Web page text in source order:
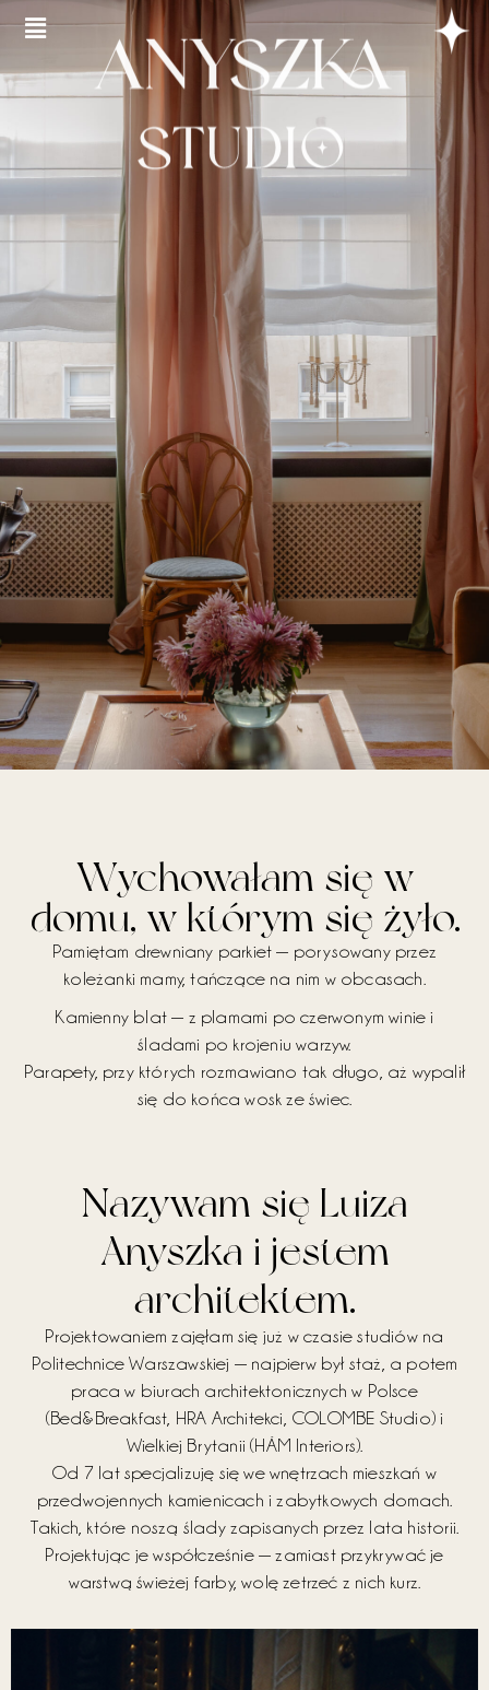
Wychowałam się w
domu, w którym się żyło.
Pamiętam drewniany parkiet — porysowany przez
koleżanki mamy, tańczące na nim w obcasach.
Kamienny blat — z plamami po czerwonym winie i
śladami po krojeniu warzyw.
Parapety, przy których rozmawiano tak długo, aż wypalił
się do końca wosk ze świec.
Nazywam się Luiza
Anyszka i jestem
architektem.
Projektowaniem zajęłam się już w czasie studiów na
Politechnice Warszawskiej — najpierw był staż, a potem
praca w biurach architektonicznych w Polsce
(Bed&Breakfast, HRA Architekci, COLOMBE Studio) i
Wielkiej Brytanii (HÁM Interiors).
Od 7 lat specjalizuję się we wnętrzach mieszkań w
przedwojennych kamienicach i zabytkowych domach.
Takich, które noszą ślady zapisanych przez lata historii.
Projektując je współcześnie — zamiast przykrywać je
warstwą świeżej farby, wolę zetrzeć z nich kurz.